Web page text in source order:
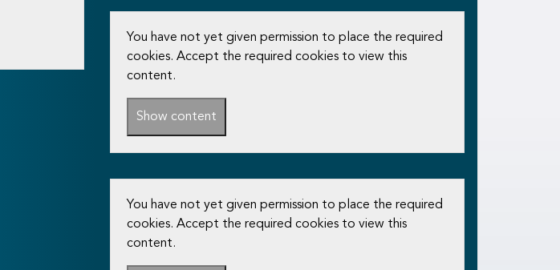
You have not yet given permission to place the required
cookies. Accept the required cookies to view this
content.
Show content
You have not yet given permission to place the required
cookies. Accept the required cookies to view this
content.